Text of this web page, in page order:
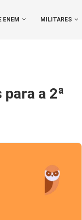
ENEM MILITARES
a 2ª